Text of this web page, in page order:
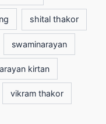
shital thakor
swaminarayan
kirtan
vikram thakor